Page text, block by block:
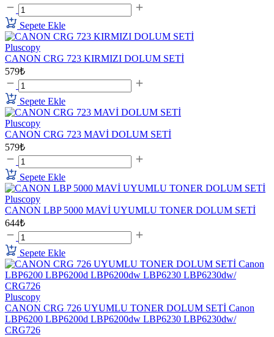
Sepete Ekle
Pluscopy
CANON CRG 723 KIRMIZI DOLUM SETİ
579₺
Sepete Ekle
Pluscopy
CANON CRG 723 MAVİ DOLUM SETİ
579₺
Sepete Ekle
Pluscopy
CANON LBP 5000 MAVİ UYUMLU TONER DOLUM SETİ
644₺
Sepete Ekle
Pluscopy
CANON CRG 726 UYUMLU TONER DOLUM SETİ Canon
LBP6200 LBP6200d LBP6200dw LBP6230 LBP6230dw/
CRG726